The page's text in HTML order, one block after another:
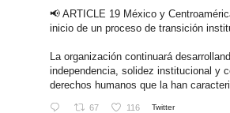
📢 ARTICLE 19 México y
inicio de un proceso de transición
La organización continuará
independencia, solidez institucional y
derechos humanos que la han
67 116 Twitter